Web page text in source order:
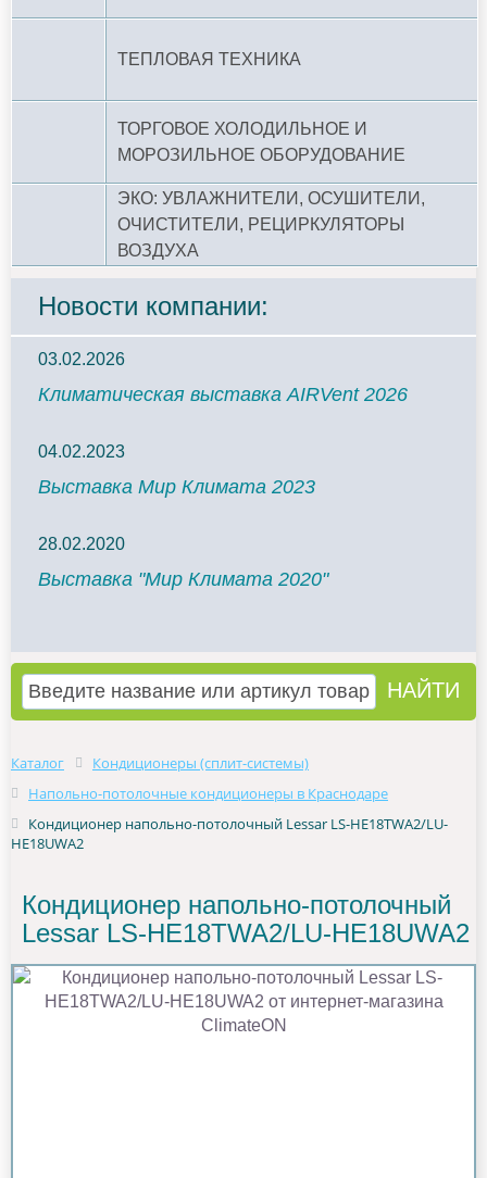
ТЕПЛОВАЯ ТЕХНИКА
ТОРГОВОЕ ХОЛОДИЛЬНОЕ И
МОРОЗИЛЬНОЕ ОБОРУДОВАНИЕ
ЭКО: УВЛАЖНИТЕЛИ, ОСУШИТЕЛИ,
ОЧИСТИТЕЛИ, РЕЦИРКУЛЯТОРЫ
ВОЗДУХА
Новости компании:
03.02.2026
Климатическая выставка AIRVent 2026
04.02.2023
Выставка Мир Климата 2023
28.02.2020
Выставка "Мир Климата 2020"
Каталог
Кондиционеры (сплит-системы)
Напольно-потолочные кондиционеры в Краснодаре
Кондиционер напольно-потолочный Lessar LS-HE18TWA2/LU-
HE18UWA2
Кондиционер напольно-потолочный
Lessar LS-HE18TWA2/LU-HE18UWA2